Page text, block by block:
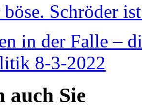
Schröder
in der Falle –
8-3-2022
auch Sie